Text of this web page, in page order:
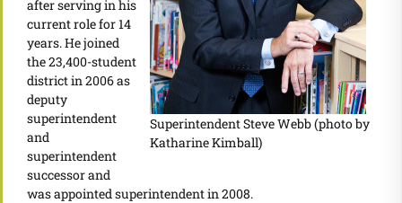
Superintendent Steve Webb (photo by
Katharine Kimball)
after serving in his
current role for 14
years. He joined
the 23,400-student
district in 2006 as
deputy
superintendent
and
superintendent
successor and
was appointed superintendent in 2008.